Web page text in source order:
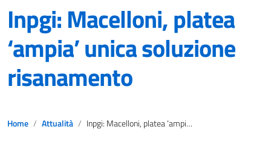
Inpgi: Macelloni, platea
‘ampia’ unica soluzione
risanamento
Home Attualità Inpgi: Macelloni, platea ‘ampia’ unica soluzione risanamento